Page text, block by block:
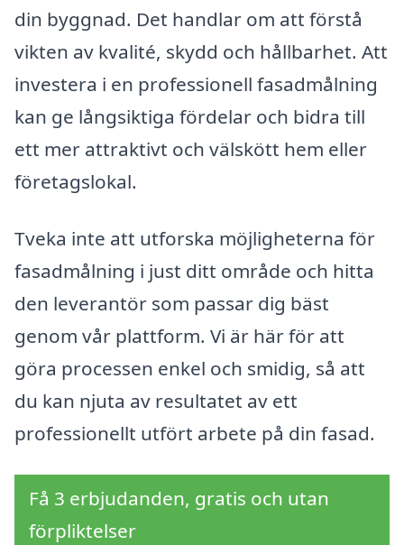
din byggnad. Det handlar om att förstå
vikten av kvalité, skydd och hållbarhet. Att
investera i en professionell fasadmålning
kan ge långsiktiga fördelar och bidra till
ett mer attraktivt och välskött hem eller
företagslokal.
Tveka inte att utforska möjligheterna för
fasadmålning i just ditt område och hitta
den leverantör som passar dig bäst
genom vår plattform. Vi är här för att
göra processen enkel och smidig, så att
du kan njuta av resultatet av ett
professionellt utfört arbete på din fasad.
Få 3 erbjudanden, gratis och utan
förpliktelser